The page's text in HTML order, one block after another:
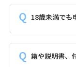
18歳未満でも
箱や説明書、